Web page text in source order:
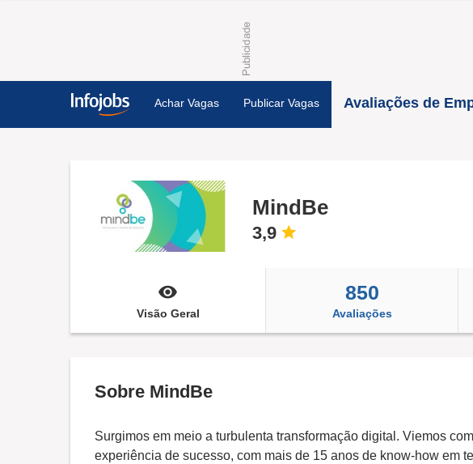
Achar Vagas Publicar Vagas Avaliações de
MindBe
3,9
Visão Geral
850
Avaliações
Sobre MindBe
Surgimos em meio a turbulenta transformação digital. Viemos
experiência de sucesso, com mais de 15 anos de know-how em